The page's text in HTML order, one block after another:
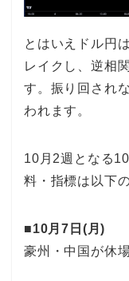
とはいえドル円
レイクし、逆相
す。振り回され
われます。
10月2週となる
料・指標は以下の
■10月7日(月)
豪州・中国が休